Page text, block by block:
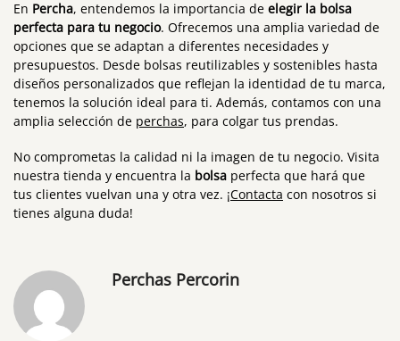
En Percha, entendemos la importancia de elegir la bolsa
perfecta para tu negocio. Ofrecemos una amplia variedad de
opciones que se adaptan a diferentes necesidades y
presupuestos. Desde bolsas reutilizables y sostenibles hasta
diseños personalizados que reflejan la identidad de tu marca,
tenemos la solución ideal para ti. Además, contamos con una
amplia selección de perchas, para colgar tus prendas.
No comprometas la calidad ni la imagen de tu negocio. Visita
nuestra tienda y encuentra la bolsa perfecta que hará que
tus clientes vuelvan una y otra vez. ¡Contacta con nosotros si
tienes alguna duda!
Perchas Percorin